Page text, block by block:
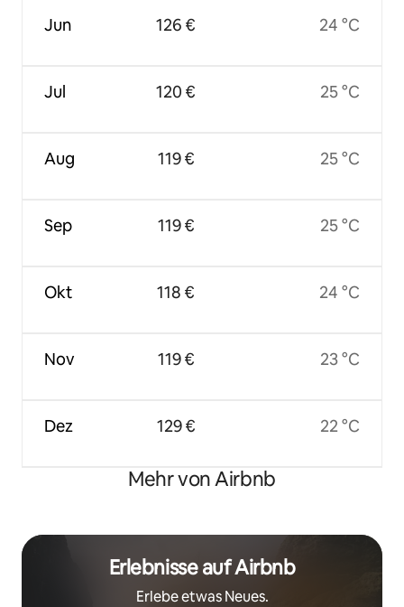
Jun
Jul
Aug
Sep
Okt
Nov
Dez
126 €
120 €
119 €
119 €
118 €
119 €
129 €
24 °C
25 °C
25 °C
25 °C
24 °C
23 °C
22 °C
Mehr von Airbnb
Erlebnisse auf Airbnb
Erlebe etwas Neues.